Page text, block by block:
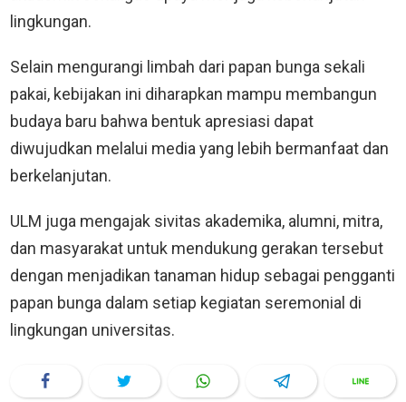
lingkungan.
Selain mengurangi limbah dari papan bunga sekali
pakai, kebijakan ini diharapkan mampu membangun
budaya baru bahwa bentuk apresiasi dapat
diwujudkan melalui media yang lebih bermanfaat dan
berkelanjutan.
ULM juga mengajak sivitas akademika, alumni, mitra,
dan masyarakat untuk mendukung gerakan tersebut
dengan menjadikan tanaman hidup sebagai pengganti
papan bunga dalam setiap kegiatan seremonial di
lingkungan universitas.